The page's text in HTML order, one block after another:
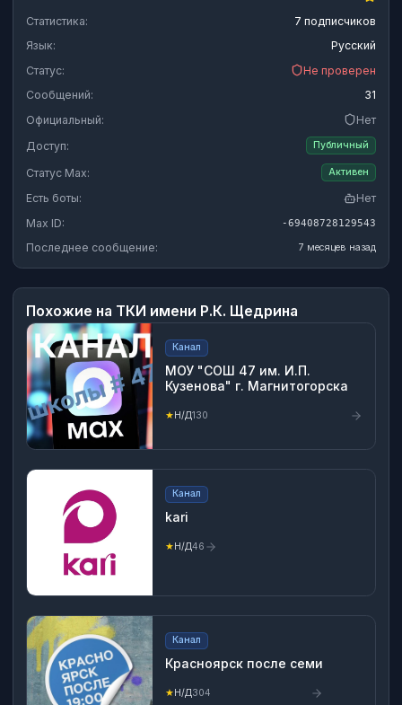
Статистика:
7 подписчиков
Язык:
Русский
Статус:
Не проверен
Сообщений:
31
Официальный:
Нет
Доступ:
Публичный
Статус Max: Активен
Есть боты:
Нет
Max ID:
-69408728129543
Последнее сообщение: 7 месяцев назад
Похожие на ТКИ имени Р.К. Щедрина
Канал
МОУ "СОШ 47 им. И.П.
Кузенова" г. Магнитогорска
★Н/Д130
Канал
kari
★Н/Д46
Канал
Красноярск после семи
★Н/Д304